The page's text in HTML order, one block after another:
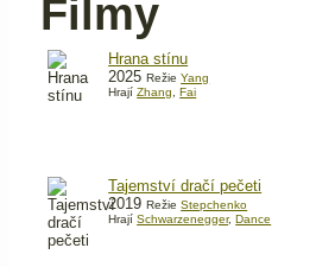
Filmy
Hrana stínu
2025RežieYang
HrajíZhang ,Fai
Tajemství dračí pečeti
2019RežieStepchenko
HrajíSchwarzenegger, Dance